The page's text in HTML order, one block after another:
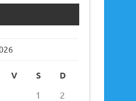
V S D
1
2